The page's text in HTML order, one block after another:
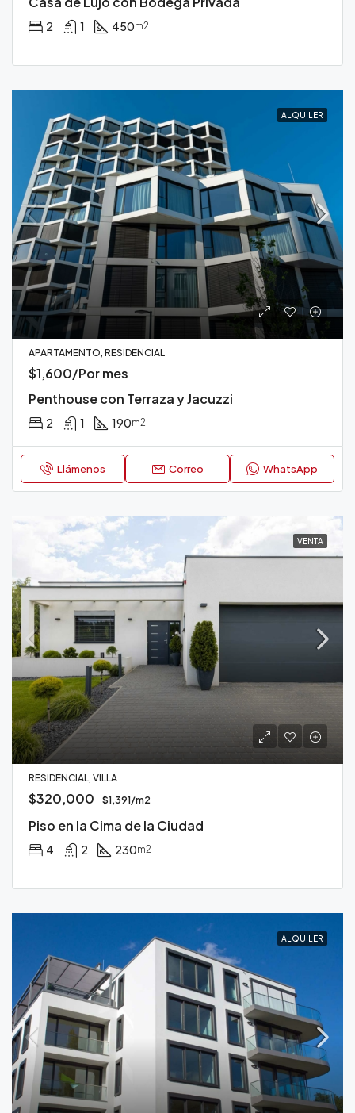
2 1 450m2
ALQUILER
APARTAMENTO, RESIDENCIAL
$1,600/Por mes
Penthouse con Terraza y Jacuzzi
2 1 190m2
Llámenos Correo WhatsApp
VENTA
RESIDENCIAL, VILLA
$320,000 $1,391/m2
Piso en la Cima de la Ciudad
4 2 230m2
ALQUILER